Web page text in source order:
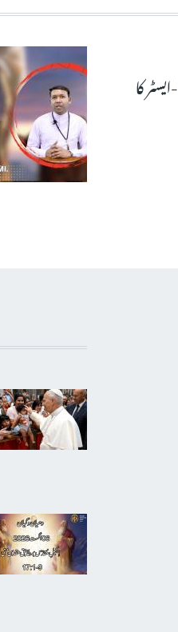
05-04-2026-ایسٹر کا